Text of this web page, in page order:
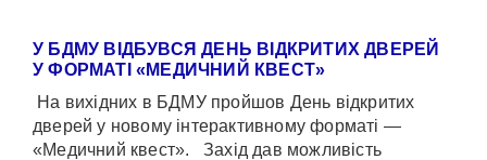
У БДМУ ВІДБУВСЯ ДЕНЬ ВІДКРИТИХ ДВЕРЕЙ
У ФОРМАТІ «МЕДИЧНИЙ КВЕСТ»
На вихідних в БДМУ пройшов День відкритих
дверей у новому інтерактивному форматі —
«Медичний квест». Захід дав можливість